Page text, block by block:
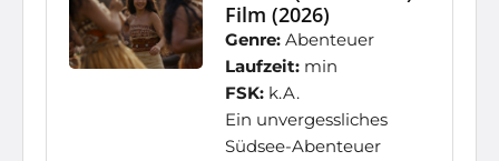
Film (2026)
Genre: Abenteuer
Laufzeit: min
FSK: k.A.
Ein unvergessliches
Südsee-Abenteuer